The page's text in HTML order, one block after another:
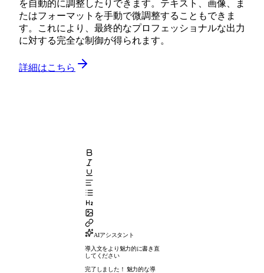
を自動的に調整したりできます。テキスト、画像、ま
たはフォーマットを手動で微調整することもできま
す。これにより、最終的なプロフェッショナルな出力
に対する完全な制御が得られます。
詳細はこちら
AIアシスタント
導入文をより魅力的に書き直
してください
完了しました！ 魅力的な導